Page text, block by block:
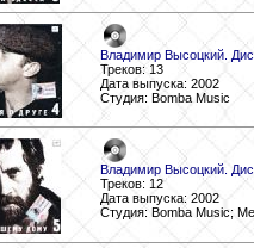
Владимир Высоцкий.
Треков: 13
Дата выпуска: 2002
Студия: Bomba Music
Владимир Высоцкий.
Треков: 12
Дата выпуска: 2002
Студия: Bomba Music;